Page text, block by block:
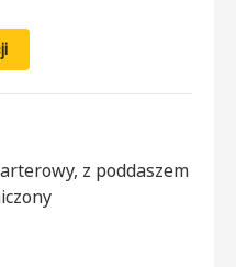
z poddaszem